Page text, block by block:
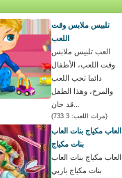
تلبيس ملابس وقت
اللعب
العب تلبيس ملابس
وقت اللعب، الأطفال
دائما تحب اللعب
والمرح، وهذا الطفل
(مرات اللعب: 3 733)
العاب مكياج بنات العاب
بنات مكياج
العاب مكياج بنات العاب
بنات مكياج باربي